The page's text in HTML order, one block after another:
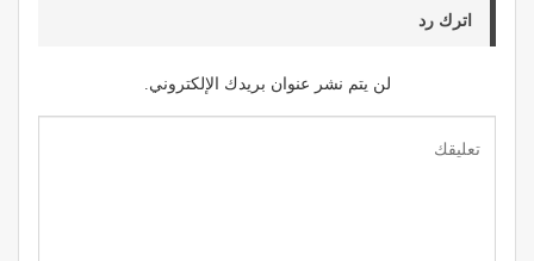
اترك رد
لن يتم نشر عنوان بريدك الإلكتروني.